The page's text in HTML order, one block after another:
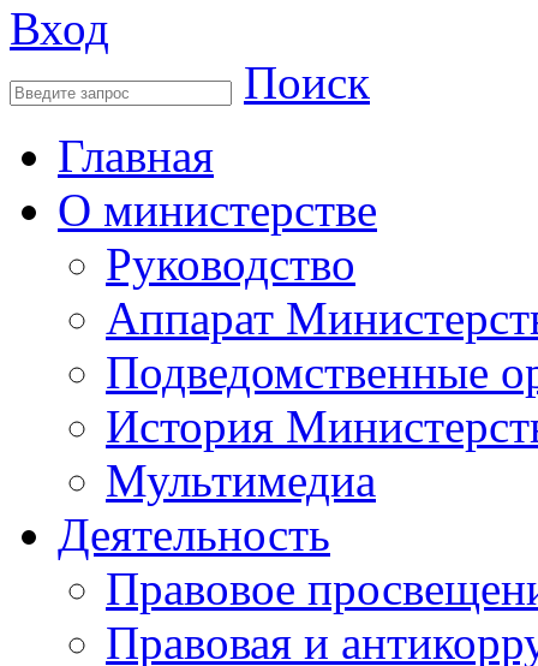
Вход
Поиск
Главная
О министерстве
Руководство
Аппарат
Подведомственные
История
Мультимедиа
Деятельность
Правовое
Правовая и